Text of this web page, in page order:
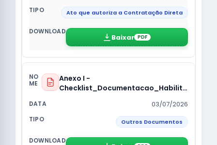
Ato que autoriza a Contratação Direta
Baixar PDF
Anexo I -
Checklist_Documentacao_Habilita
03/07/2026
Outros Documentos